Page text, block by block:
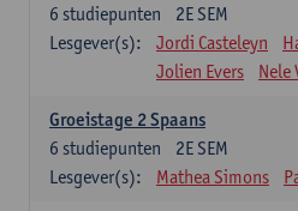
2E SEM
6 studiepunten
Lesgever(s):
Jordi Casteleyn
Jolien Evers
Nele
Groeistage 2 Spaans
2E SEM
6 studiepunten
Lesgever(s):
Mathea Simons